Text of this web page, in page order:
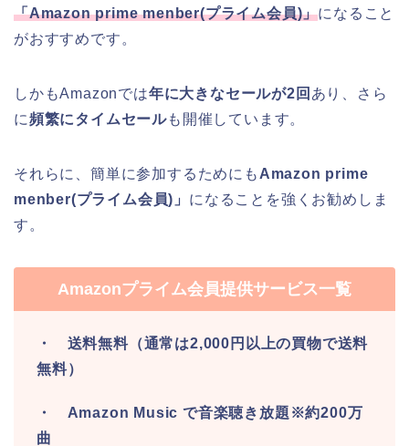
「Amazon prime menber(プライム会員)」になること
がおすすめです。
しかもAmazonでは年に大きなセールが2回 あり、さら
に頻繁にタイムセールも開催しています。
それらに、簡単に参加するためにも Amazon prime
menber(プライム会員)」 になることを強くお勧めしま
す。
Amazonプライム会員提供サービス一覧
・ 送料無料（通常は2,000円以上の買物で送料
無料）
・ Amazon Music で音楽聴き放題※約200万
曲